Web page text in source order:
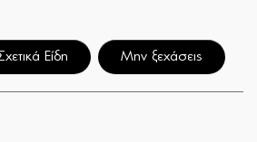
Είδη Μην ξεχάσεις